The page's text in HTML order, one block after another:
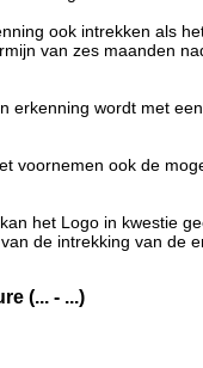
ook intrekken als
van zes maanden
erkenning wordt met
voornemen ook de
het Logo in kwestie
de intrekking van de
(... - ...)